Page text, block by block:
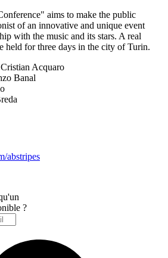
aims to make the public
of an innovative and unique event
with the music and its stars. A real
for three days in the city of Turin.
Acquaro
Banal
abstripes
?